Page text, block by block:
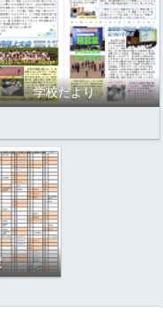
学校だより